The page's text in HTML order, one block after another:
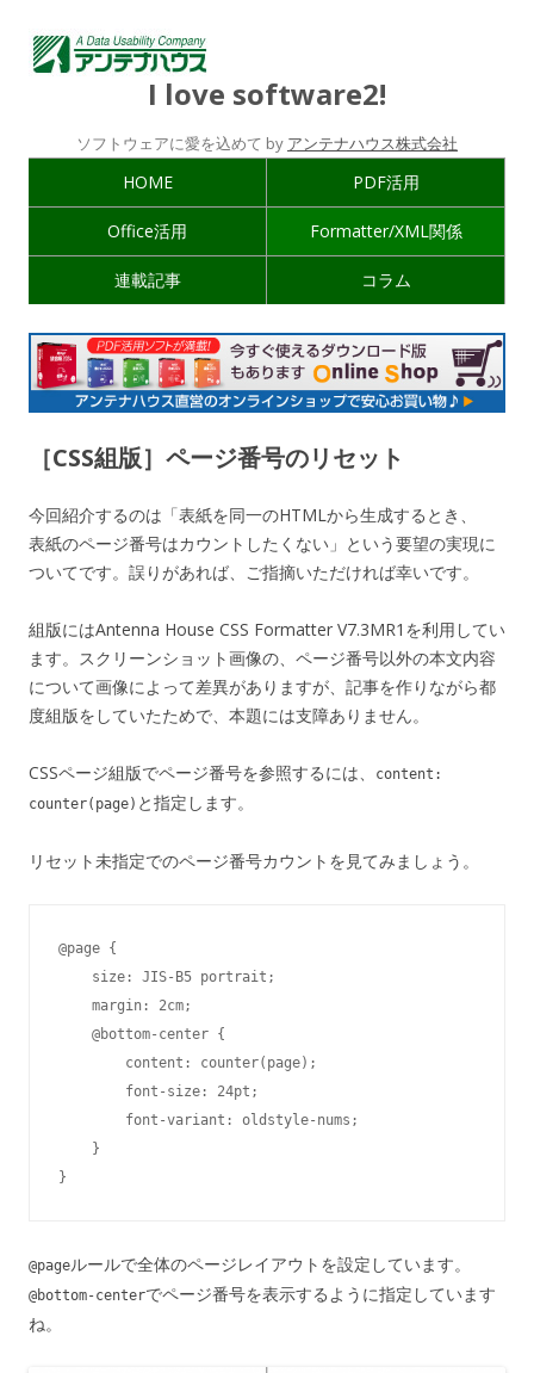
I love software2!
ソフトウェアに愛を込めて by アンテナハウス株式会社
HOME PDF活用
Office活用 Formatter/XML関係
連載記事 コラム
［CSS組版］ページ番号のリセット
今回紹介するのは「表紙を同一のHTMLから生成するとき、
表紙のページ番号はカウントしたくない」という要望の実現に
ついてです。誤りがあれば、ご指摘いただければ幸いです。
組版にはAntenna House CSS Formatter V7.3MR1を利用してい
ます。スクリーンショット画像の、ページ番号以外の本文内容
について画像によって差異がありますが、記事を作りながら都
度組版をしていたためで、本題には支障ありません。
CSSページ組版でページ番号を参照するには、
content:
counter(page) と指定します。
リセット未指定でのページ番号カウントを見てみましょう。
@page {
    size: JIS-B5 portrait;
    margin: 2cm;
    @bottom-center {
        content: counter(page);
        font-size: 24pt;
        font-variant: oldstyle-nums;
    }
}
@pageルールで全体のページレイアウトを設定しています。
@bottom-centerでページ番号を表示するように指定しています
ね。